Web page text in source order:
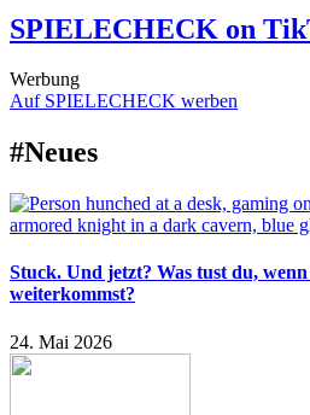
SPIELECHECK on
Werbung
Auf SPIELECHECK werben
#Neues
Stuck. Und jetzt? Was tust du,
weiterkommst?
24. Mai 2026